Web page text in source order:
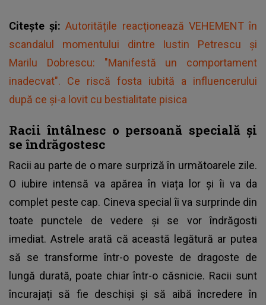
Citește și:Autoritățile reacționează VEHEMENT în
scandalul momentului dintre Iustin Petrescu și
Marilu Dobrescu: "Manifestă un comportament
inadecvat". Ce riscă fosta iubită a influencerului
după ce și-a lovit cu bestialitate pisica
Racii întâlnesc o persoană specială și
se îndrăgostesc
Racii au parte de o mare surpriză în următoarele zile.
O iubire intensă va apărea în viața lor și îi va da
complet peste cap. Cineva special îi va surprinde din
toate punctele de vedere și se vor îndrăgosti
imediat. Astrele arată că această legătură ar putea
să se transforme într-o poveste de dragoste de
lungă durată, poate chiar într-o căsnicie. Racii sunt
încurajați să fie deschiși și să aibă încredere în